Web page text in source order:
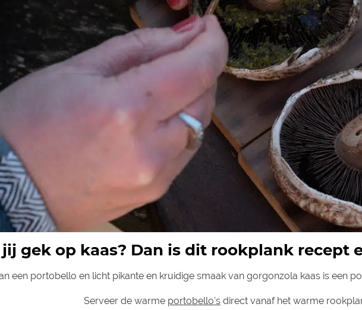
jij gek op kaas? Dan is dit rookplank recept
een portobello en licht pikante en kruidige smaak van gorgonzola kaas is een
Serveer de warme portobello's direct vanaf het warme